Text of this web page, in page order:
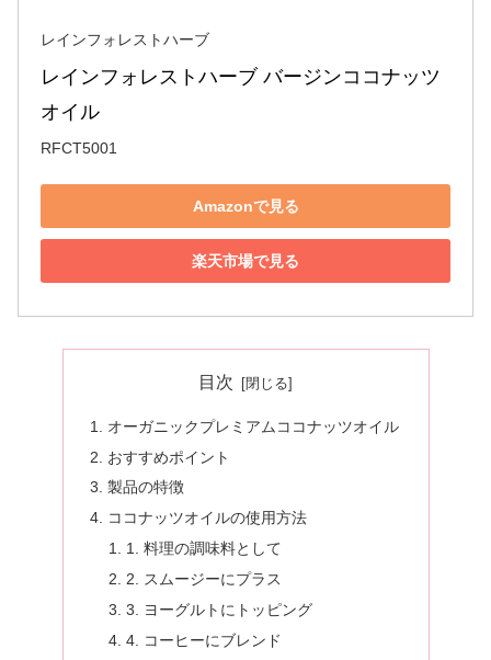
レインフォレストハーブ
レインフォレストハーブ バージンココナッツ
オイル
RFCT5001
Amazonで見る
楽天市場で見る
目次
オーガニックプレミアムココナッツオイル
おすすめポイント
製品の特徴
ココナッツオイルの使用方法
1. 料理の調味料として
2. スムージーにプラス
3. ヨーグルトにトッピング
4. コーヒーにブレンド